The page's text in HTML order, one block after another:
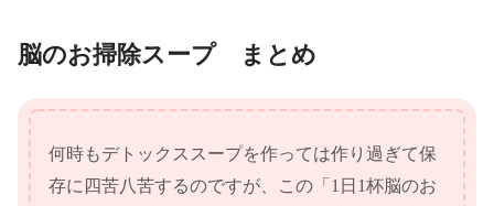
脳のお掃除スープ まとめ
何時もデトックススープを作っては作り過ぎて保
存に四苦八苦するのですが、この「1日1杯脳のお